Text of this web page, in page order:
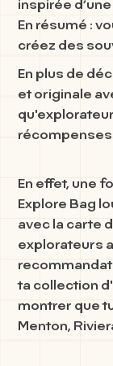
inspirée
En résumé :
créez des
En plus de
et originale
récompenses
En effet, une
Explore Bag
avec la carte
explorateurs
ta collection
montrer que
Menton,